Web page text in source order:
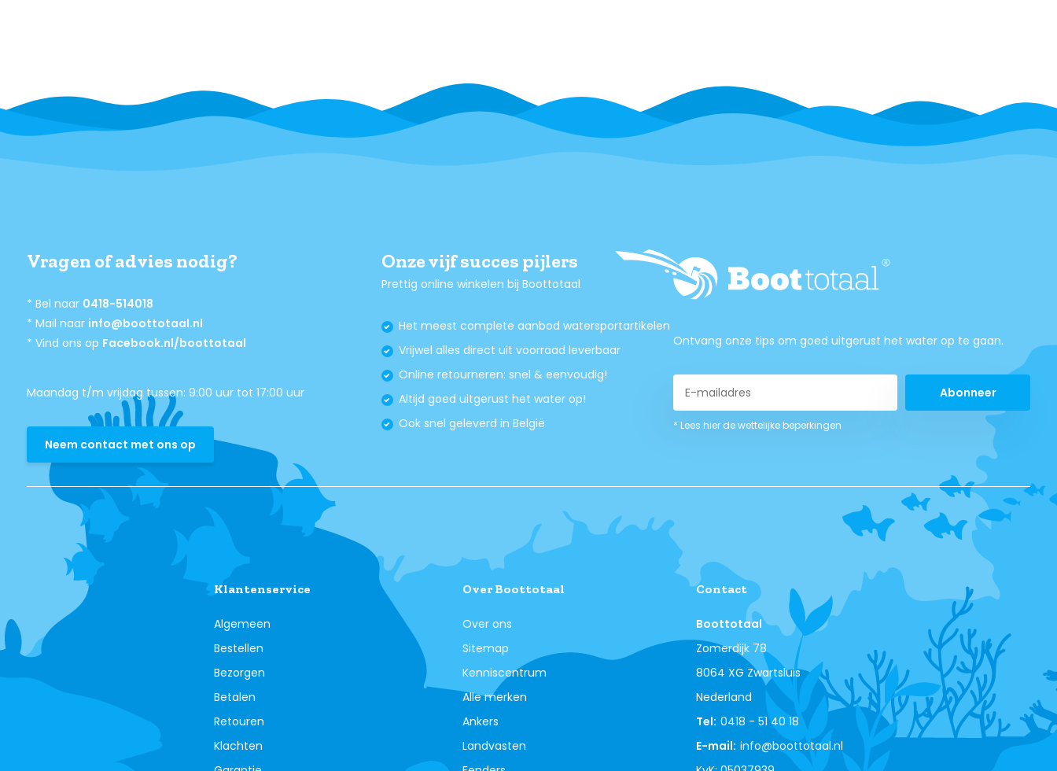
Vragen of advies nodig?
* Bel naar 0418-514018
* Mail naar info@boottotaal.nl
* Vind ons op Facebook.nl/boottotaal
Maandag t/m vrijdag tussen: 9:00 uur tot 17:00 uur
Neem contact met ons op
Onze vijf succes pijlers
Prettig online winkelen bij Boottotaal
Het meest complete aanbod watersportartikelen
Vrijwel alles direct uit voorraad leverbaar
Online retourneren: snel & eenvoudig!
Altijd goed uitgerust het water op!
Ook snel geleverd in België
Ontvang onze tips om goed uitgerust het water op te gaan.
Abonneer
* Lees hier de wettelijke beperkingen
Klantenservice
Algemeen
Bestellen
Bezorgen
Betalen
Retouren
Klachten
Over Boottotaal
Over ons
Sitemap
Kenniscentrum
Alle merken
Ankers
Landvasten
Contact
Boottotaal
Zomerdijk 78
8064 XG Zwartsluis
Nederland
Tel: 0418 - 51 40 18
E-mail: info@boottotaal.nl